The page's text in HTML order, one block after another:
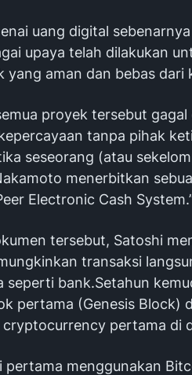
uang digital
upaya telah dilakukan
yang aman dan bebas dari
proyek tersebut
tanpa pihak
seseorang (atau
menerbitkan
Electronic Cash
tersebut, Satoshi
transaksi
seperti bank.Setahun
pertama (Genesis Block)
cryptocurrency pertama di
pertama menggunakan